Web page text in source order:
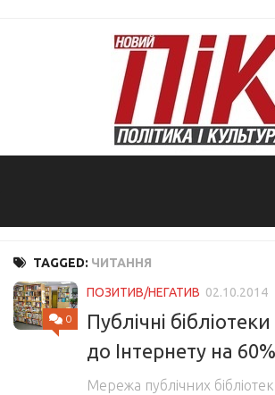
TAGGED: ЧИТАННЯ
0
ПОЗИТИВ/НЕГАТИВ 02.10.2014
Публічні
до Інтернету на 60%
Мережа публічних